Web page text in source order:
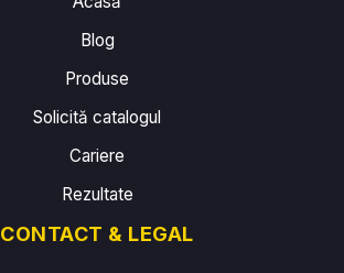
Blog
Produse
Solicită catalogul
Cariere
Rezultate
CONTACT & LEGAL